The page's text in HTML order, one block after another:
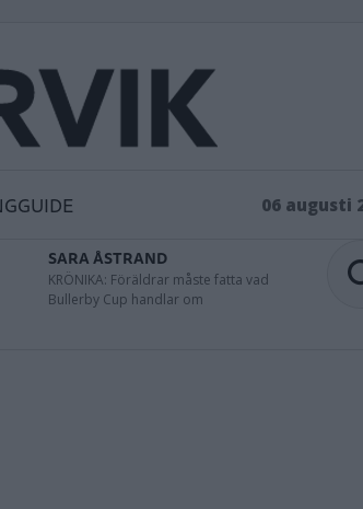
06 augusti
SARA ÅSTRAND
KRÖNIKA: Föräldrar måste fatta vad
Bullerby Cup handlar om